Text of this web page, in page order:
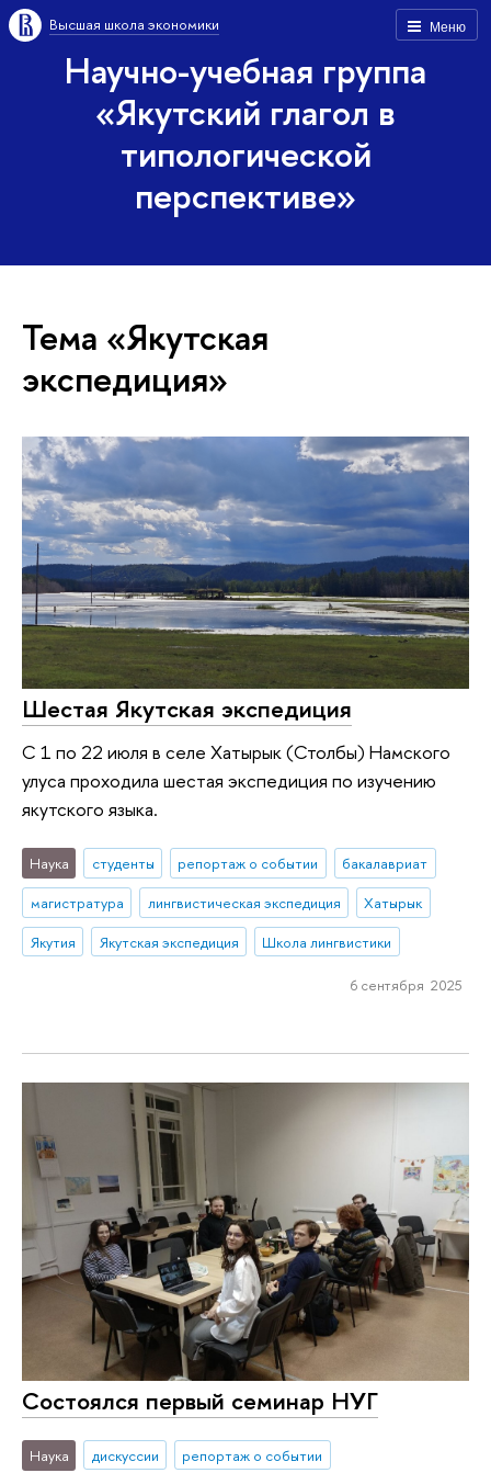
Меню
Высшая школа экономики
Научно-учебная группа
«Якутский глагол в
типологической
перспективе»
Тема «Якутская
экспедиция»
Шестая Якутская экспедиция
С 1 по 22 июля в селе Хатырык (Столбы) Намского
улуса проходила шестая экспедиция по изучению
якутского языка.
Наука студенты репортаж о событии
бакалавриат
магистратура
лингвистическая экспедиция
Хатырык
Якутия
Якутская экспедиция Школа лингвистики
6 сентября 2025
Состоялся первый семинар НУГ
Наука дискуссии
репортаж о событии